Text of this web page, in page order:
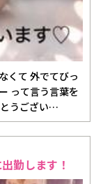
ありがとうござい…
勤します！